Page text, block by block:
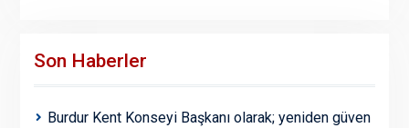
Son Haberler
Burdur Kent Konseyi Başkanı olarak; yeniden güven